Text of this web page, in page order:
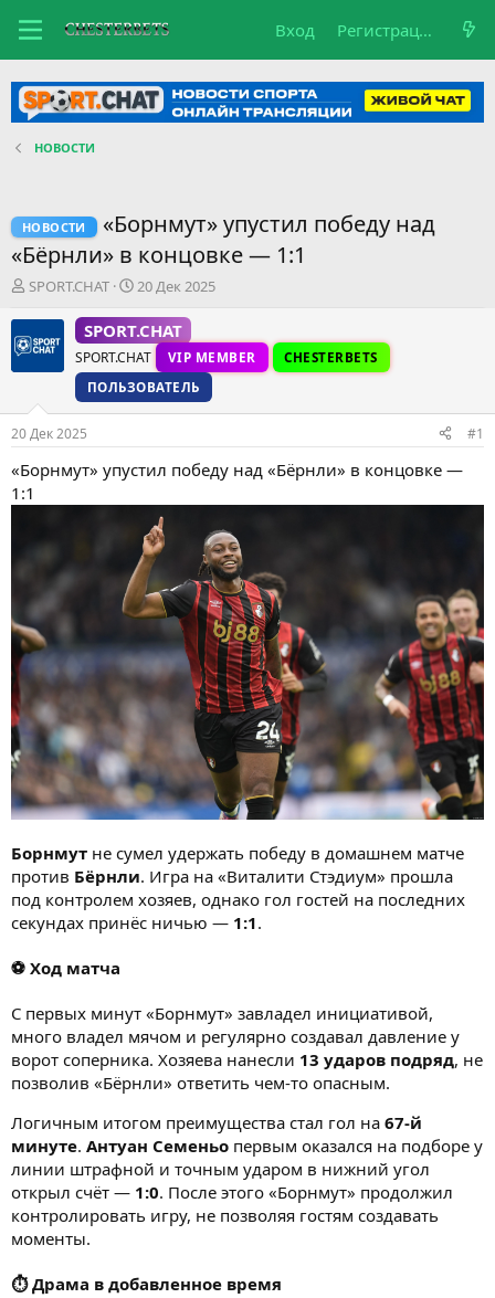
Вход Регистрация
НОВОСТИ
НОВОСТИ
«Борнмут» упустил победу над
«Бёрнли» в концовке — 1:1
А
т
о
е
м
ы
SPORT.CHAT
Д
т
а
н
а
ч
л
а
20 Дек 2025
SPORT.CHAT
SPORT.CHAT VIP MEMBER
CHESTERBETS
ПОЛЬЗОВАТЕЛЬ
20 Дек 2025 #1
«Борнмут» упустил победу над «Бёрнли» в концовке —
1:1
Борнмут не сумел удержать победу в домашнем матче
против Бёрнли. Игра на «Виталити Стэдиум» прошла
под контролем хозяев, однако гол гостей на последних
секундах принёс ничью — 1:1.
⚽ Ход матча
С первых минут «Борнмут» завладел инициативой,
много владел мячом и регулярно создавал давление у
ворот соперника. Хозяева нанесли 13 ударов подряд, не
позволив «Бёрнли» ответить чем-то опасным.
Логичным итогом преимущества стал гол на 67-й
минуте. Антуан Семеньо первым оказался на подборе у
линии штрафной и точным ударом в нижний угол
открыл счёт — 1:0. После этого «Борнмут» продолжил
контролировать игру, не позволяя гостям создавать
моменты.
⏱ Драма в добавленное время